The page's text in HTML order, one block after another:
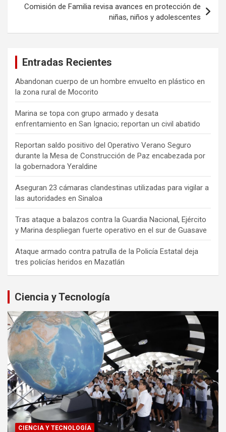
Comisión de Familia revisa avances en protección de
niñas, niños y adolescentes
Entradas Recientes
Abandonan cuerpo de un hombre envuelto en plástico en
la zona rural de Mocorito
Marina se topa con grupo armado y desata
enfrentamiento en San Ignacio; reportan un civil abatido
Reportan saldo positivo del Operativo Verano Seguro
durante la Mesa de Construcción de Paz encabezada por
la gobernadora Yeraldine
Aseguran 23 cámaras clandestinas utilizadas para vigilar a
las autoridades en Sinaloa
Tras ataque a balazos contra la Guardia Nacional, Ejército
y Marina despliegan fuerte operativo en el sur de Guasave
Ataque armado contra patrulla de la Policía Estatal deja
tres policías heridos en Mazatlán
Ciencia y Tecnología
CIENCIA Y TECNOLOGÍA